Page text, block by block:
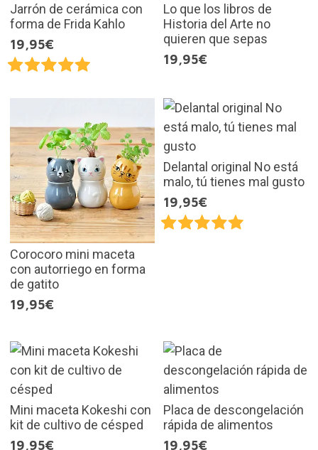
Jarrón de cerámica con
forma de Frida Kahlo
19,95€
Lo que los libros de
Historia del Arte no
quieren que sepas
19,95€
Corocoro mini maceta
con autorriego en forma
de gatito
19,95€
Delantal original No está
malo, tú tienes mal gusto
19,95€
Mini maceta Kokeshi con
kit de cultivo de césped
19,95€
Placa de descongelación
rápida de alimentos
19,95€